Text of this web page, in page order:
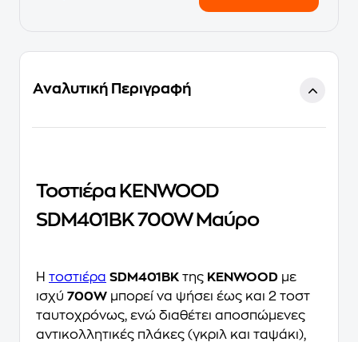
Αναλυτική Περιγραφή
Τοστιέρα KENWOOD
SDM401BK 700W Μαύρο
Η τοστιέρα SDM401BK της KENWOOD με
ισχύ 700W μπορεί να ψήσει έως και 2 τοστ
ταυτοχρόνως, ενώ διαθέτει αποσπώμενες
αντικολλητικές πλάκες (γκριλ και ταψάκι),